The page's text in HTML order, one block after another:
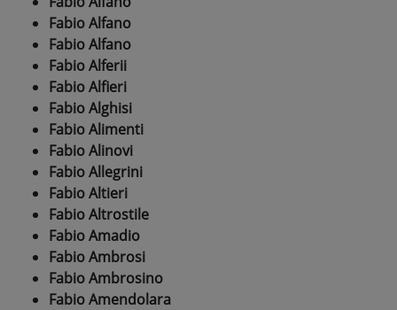
Fabio Alfano
Fabio Alfano
Fabio Alferii
Fabio Alfieri
Fabio Alghisi
Fabio Alimenti
Fabio Alinovi
Fabio Allegrini
Fabio Altieri
Fabio Altrostile
Fabio Amadio
Fabio Ambrosi
Fabio Ambrosino
Fabio Amendolara